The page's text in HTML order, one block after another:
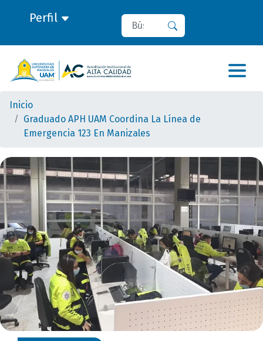
Perfil Buscar
Inicio
Graduado APH UAM Coordina La Línea de
Emergencia 123 En Manizales